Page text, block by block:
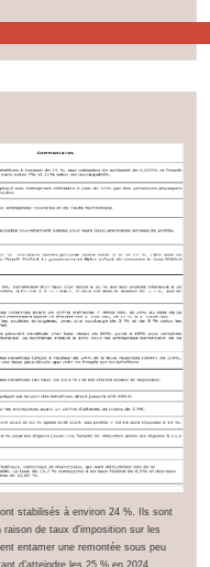
stabilisés à environ 24 %. Ils sont
de taux d'imposition sur les
entamer une remontée sous peu
d’atteindre les 25 % en 2024.